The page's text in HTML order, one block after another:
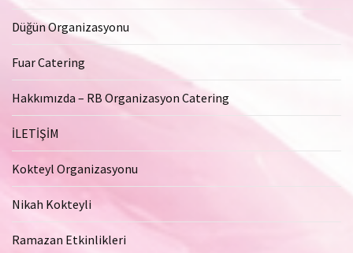
Düğün Organizasyonu
Fuar Catering
Hakkımızda – RB Organizasyon Catering
İLETİŞİM
Kokteyl Organizasyonu
Nikah Kokteyli
Ramazan Etkinlikleri